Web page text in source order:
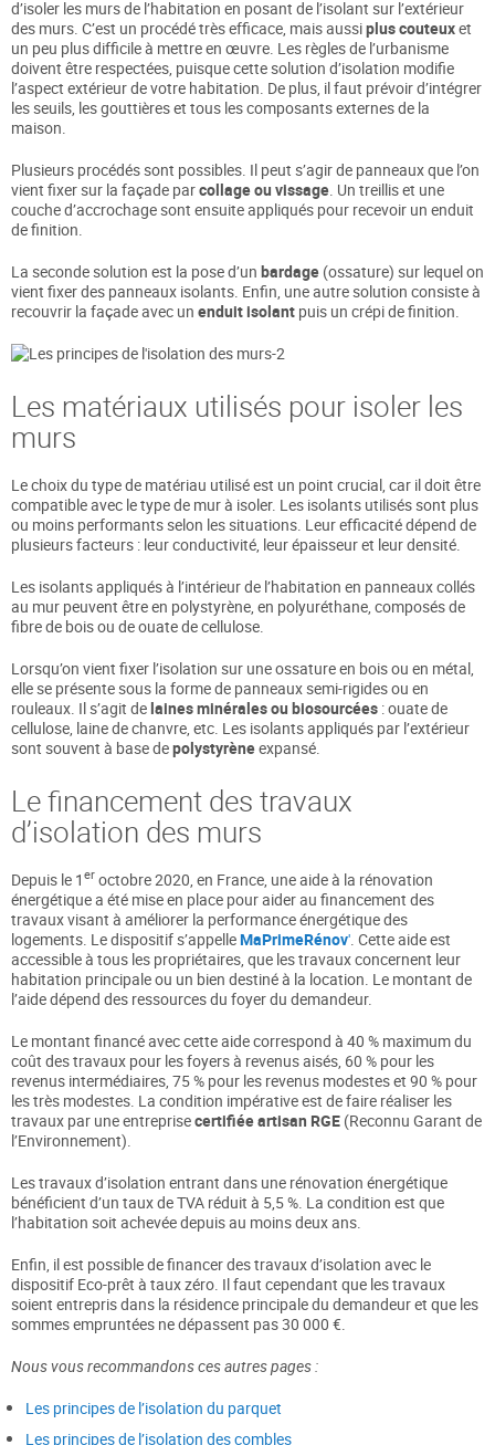
d’isoler les murs de l’habitation en posant de l’isolant sur l’extérieur
des murs. C’est un procédé très efficace, mais aussiplus couteuxet
un peu plus difficile à mettre en œuvre. Les règles de l’urbanisme
doivent être respectées, puisque cette solution d’isolation modifie
l’aspect extérieur de votre habitation. De plus, il faut prévoir d’intégrer
les seuils, les gouttières et tous les composants externes de la
maison.
Plusieurs procédés sont possibles. Il peut s’agir de panneaux que l’on
vient fixer sur la façade parcollage ou vissage . Un treillis et une
couche d’accrochage sont ensuite appliqués pour recevoir un enduit
de finition.
La seconde solution est la pose d’un bardage (ossature) sur lequel on
vient fixer des panneaux isolants. Enfin, une autre solution consiste à
recouvrir la façade avec un enduit isolant puis un crépi de finition.
Les matériaux utilisés pour isoler les
murs
Le choix du type de matériau utilisé est un point crucial, car il doit être
compatible avec le type de mur à isoler. Les isolants utilisés sont plus
ou moins performants selon les situations. Leur efficacité dépend de
plusieurs facteurs : leur conductivité, leur épaisseur et leur densité.
Les isolants appliqués à l’intérieur de l’habitation en panneaux collés
au mur peuvent être en polystyrène, en polyuréthane, composés de
fibre de bois ou de ouate de cellulose.
Lorsqu’on vient fixer l’isolation sur une ossature en bois ou en métal,
elle se présente sous la forme de panneaux semi-rigides ou en
rouleaux. Il s’agit delaines minérales ou biosourcées : ouate de
cellulose, laine de chanvre, etc. Les isolants appliqués par l’extérieur
sont souvent à base depolystyrèneexpansé.
Le financement des travaux
d’isolation des murs
Depuis le 1 er octobre 2020, en France, une aide à la rénovation
énergétique a été mise en place pour aider au financement des
travaux visant à améliorer la performance énergétique des
logements. Le dispositif s’appelleMaPrimeRénov' . Cette aide est
accessible à tous les propriétaires, que les travaux concernent leur
habitation principale ou un bien destiné à la location. Le montant de
l’aide dépend des ressources du foyer du demandeur.
Le montant financé avec cette aide correspond à 40 % maximum du
coût des travaux pour les foyers à revenus aisés, 60 % pour les
revenus intermédiaires, 75 % pour les revenus modestes et 90 % pour
les très modestes. La condition impérative est de faire réaliser les
travaux par une entreprisecertifiée artisan RGE (Reconnu Garant de
l’Environnement).
Les travaux d’isolation entrant dans une rénovation énergétique
bénéficient d’un taux de TVA réduit à 5,5 %. La condition est que
l’habitation soit achevée depuis au moins deux ans.
Enfin, il est possible de financer des travaux d’isolation avec le
dispositif Eco-prêt à taux zéro. Il faut cependant que les travaux
soient entrepris dans la résidence principale du demandeur et que les
sommes empruntées ne dépassent pas 30 000 €.
Nous vous recommandons ces autres pages :
Les principes de l’isolation du parquet
Les principes de l’isolation des combles